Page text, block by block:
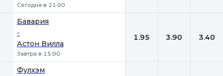
Сегодня в 21:00
Бавария
-
Астон Вилла
Завтра в 15:00
1.95 3.90 3.40
Фулхэм